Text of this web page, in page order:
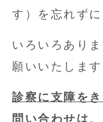
す）を忘れず
いろいろあり
願いいたしま
診察に支障を
問い合わせは